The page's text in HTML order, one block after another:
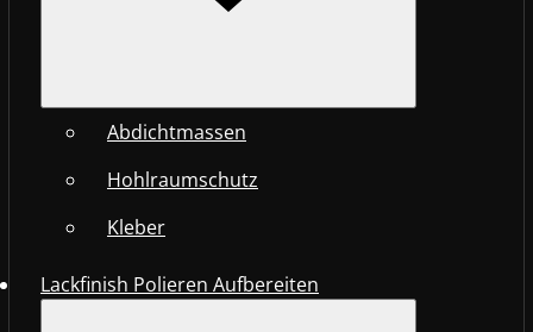
Abdichtmassen
Hohlraumschutz
Kleber
Lackfinish Polieren Aufbereiten